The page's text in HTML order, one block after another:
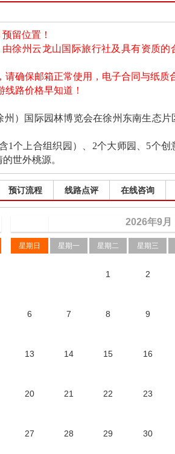
留位置！
徐州云龙山国际旅行社及具有资质的
确保邮箱正常使用，电子合同与纸质
路价格早知道！
）国际园林博览会在徐州东南生态
1个上合组织园）、2个大师园、5个
世外桃源。
预订流程 线路点评 在线咨询
2026年9月
星期日 星期一 星期二 星期三
1 2
6 7 8 9
13 14 15 16
20 21 22 23
27 28 29 30